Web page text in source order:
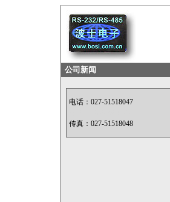
公司新闻
电话：027-51518047
传真：027-51518048